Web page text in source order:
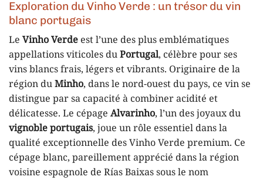
Exploration du Vinho Verde : un trésor du vin
blanc portugais
Le Vinho Verdeest l’une des plus emblématiques
appellations viticoles duPortugal, célèbre pour ses
vins blancs frais, légers et vibrants. Originaire de la
région duMinho, dans le nord-ouest du pays, ce vin se
distingue par sa capacité à combiner acidité et
délicatesse. Le cépage Alvarinho, l’un des joyaux du
vignoble portugais, joue un rôle essentiel dans la
qualité exceptionnelle des Vinho Verde premium. Ce
cépage blanc, pareillement apprécié dans la région
voisine espagnole de Rías Baixas sous le nom